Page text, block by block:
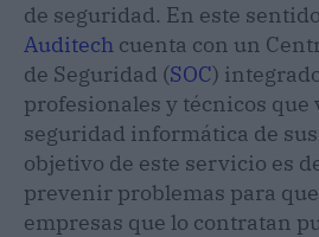
de seguridad. En este
Auditech cuenta con un
de Seguridad (SOC)
profesionales y técnicos que
seguridad informática de
objetivo de este servicio es
prevenir problemas para
empresas que lo contratan